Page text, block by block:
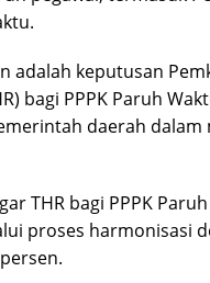
adalah keputusan
bagi PPPK Paruh
daerah
THR bagi PPPK
proses harmonisasi